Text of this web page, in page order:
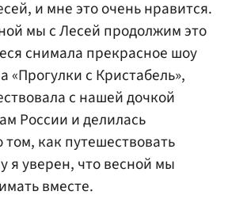
и мне это очень нравится.
мы с Лесей продолжим это
снимала прекрасное шоу
«Прогулки с Кристабель»,
с нашей дочкой
России и делилась
как путешествовать
я уверен, что весной мы
вместе.